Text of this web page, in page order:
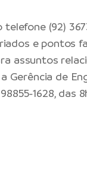
(92)
e pontos
assuntos
Gerência de
1628, das